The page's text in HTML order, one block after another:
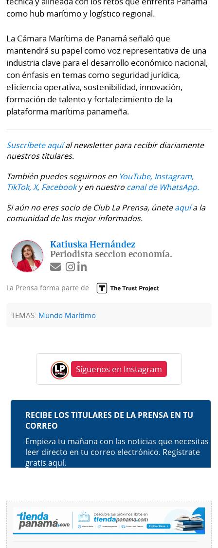
como hub marítimo y logístico regional.
La Cámara Marítima de Panamá señaló que
mantendrá su papel como voz representativa de una
industria clave para el desarrollo económico nacional,
con énfasis en temas como seguridad jurídica,
eficiencia operativa, sostenibilidad, innovación,
formación de talento y fortalecimiento de la
plataforma marítima panameña.
Suscríbete aquíal newsletter para recibir diariamente
nuestros titulares.
También puedes seguirnos en YouTube, Instagram,
TikTok, X, Facebooky en nuestro canal de WhatsApp.
Si aún no eres socio de Club La Prensa, úneteaquía la
comunidad de los mejor informados.
Katiuska Hernández
Periodista seccion economía.
La Prensa forma parte de
TEMAS: Mundo Marítimo
Síguenos en Instagram